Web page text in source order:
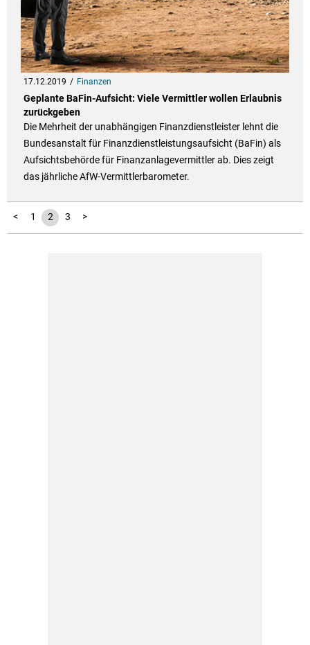
17.12.2019 Finanzen
Geplante BaFin-Aufsicht: Viele Vermittler wollen Erlaubnis
zurückgeben
Die Mehrheit der unabhängigen Finanzdienstleister lehnt die
Bundesanstalt für Finanzdienstleistungsaufsicht (BaFin) als
Aufsichtsbehörde für Finanzanlagevermittler ab. Dies zeigt
das jährliche AfW-Vermittlerbarometer.
< 1 2 3 >